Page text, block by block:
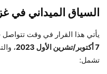
السياق الميداني في
يأتي هذا القرار في وقت تتواصل
7 أكتوبر/تشرين الأول 2023
،
تشمل: